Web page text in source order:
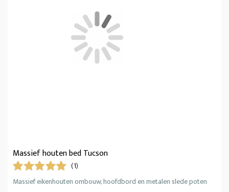
Massief houten bed Tucson
(1)
Massief eikenhouten ombouw, hoofdbord en metalen slede poten